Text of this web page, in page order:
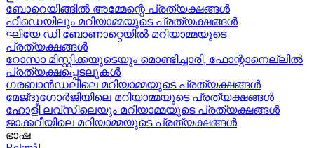
ബോറെയിങ്ങിൽ അമ്മേന്റെ പ്രത്യക്ഷങ്ങൾ
ഹീഡെയിലും മറിയാമ്മയുടെ പ്രത്യക്ഷങ്ങൾ
ഘിയേ ഡി ബോണാറ്റെയിൽ മറിയാമ്മയുടെ
പ്രത്യക്ഷങ്ങൾ
റോസാ മിസ്റ്റിക്കയുടെയും മൊണ്ടിച്ചാരി, ഫോന്റാനെല്ലിൽ
പ്രത്യക്ഷപ്പെടലുകൾ
ഗരബാൻഡലിലെ മറിയാമ്മയുടെ പ്രത്യക്ഷങ്ങൾ
മേജ്ദുഗോർജിയിലെ മറിയാമ്മയുടെ പ്രത്യക്ഷങ്ങൾ
ഹോളി ലവ്‌സിലെയും മറിയാമ്മയുടെ പ്രത്യക്ഷങ്ങൾ
ജാക്കറീയിലെ മറിയാമ്മയുടെ പ്രത്യക്ഷങ്ങൾ
ഭാഷ